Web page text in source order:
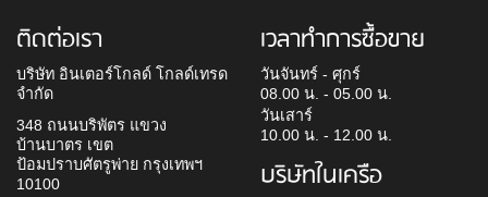
ติดต่อเรา
บริษัท อินเตอร์โกลด์ โกลด์เทรด
จำกัด
348 ถนนบริพัตร แขวง
บ้านบาตร เขต
ป้อมปราบศัตรูพ่าย กรุงเทพฯ
10100
เวลาทำการซื้อขาย
วันจันทร์ - ศุกร์
08.00 น. - 05.00 น.
วันเสาร์
10.00 น. - 12.00 น.
บริษัทในเครือ